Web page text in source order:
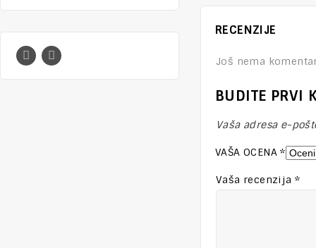
RECENZIJE
Još nema
BUDITE PRVI
Vaša adresa e-
VAŠA OCENA*
Vaša recenzija*